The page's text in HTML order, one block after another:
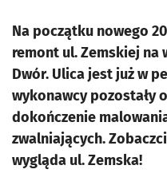
Na początku nowego
remont ul. Zemskiej na
Dwór. Ulica jest już w
wykonawcy pozostały
dokończenie
zwalniających.
wygląda ul. Zemska!